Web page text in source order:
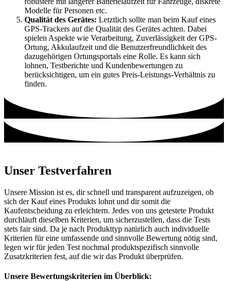
Modelle für Personen etc.
Qualität des Gerätes: Letztlich sollte man beim Kauf eines
GPS-Trackers auf die Qualität des Gerätes achten. Dabei
spielen Aspekte wie Verarbeitung, Zuverlässigkeit der GPS-
Ortung, Akkulaufzeit und die Benutzerfreundlichkeit des
dazugehörigen Ortungsportals eine Rolle. Es kann sich
lohnen, Testberichte und Kundenbewertungen zu
berücksichtigen, um ein gutes Preis-Leistungs-Verhältnis zu
finden.
Unser Testverfahren
Unsere Mission ist es, dir schnell und transparent aufzuzeigen, ob
sich der Kauf eines Produkts lohnt und dir somit die
Kaufentscheidung zu erleichtern. Jedes von uns getestete Produkt
durchläuft dieselben Kriterien, um sicherzustellen, dass die Tests
stets fair sind. Da je nach Produkttyp natürlich auch individuelle
Kriterien für eine umfassende und sinnvolle Bewertung nötig sind,
legen wir für jeden Test nochmal produktspezifisch sinnvolle
Zusatzkriterien fest, auf die wir das Produkt überprüfen.
Unsere Bewertungskriterien im Überblick: